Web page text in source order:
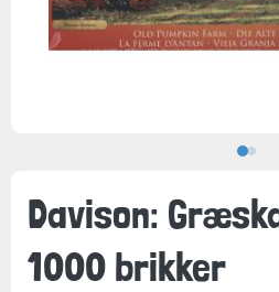
Davison:
1000 brikker